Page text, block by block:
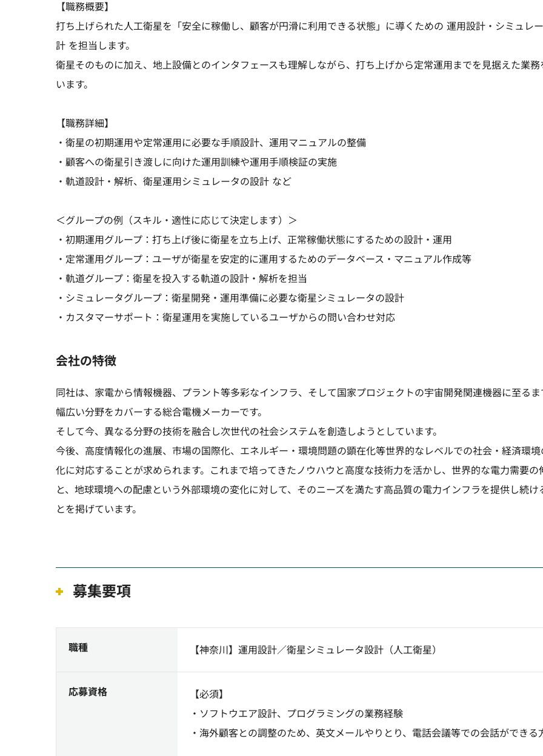
【職務概要】
打ち上げられた人工衛星を「安全に稼働し、顧客が円滑に利用できる状態」に導くための 運用設計・シミュレ
計 を担当します。
衛星そのものに加え、地上設備とのインタフェースも理解しながら、打ち上げから定常運用までを見据えた業務
います。
【職務詳細】
・衛星の初期運用や定常運用に必要な手順設計、運用マニュアルの整備
・顧客への衛星引き渡しに向けた運用訓練や運用手順検証の実施
・軌道設計・解析、衛星運用シミュレータの設計 など
＜グループの例（スキル・適性に応じて決定します）＞
・初期運用グループ：打ち上げ後に衛星を立ち上げ、正常稼働状態にするための設計・運用
・定常運用グループ：ユーザが衛星を安定的に運用するためのデータベース・マニュアル作成等
・軌道グループ：衛星を投入する軌道の設計・解析を担当
・シミュレータグループ：衛星開発・運用準備に必要な衛星シミュレータの設計
・カスタマーサポート：衛星運用を実施しているユーザからの問い合わせ対応
会社の特徴
同社は、家電から情報機器、プラント等多彩なインフラ、そして国家プロジェクトの宇宙開発関連機器に至るま
幅広い分野をカバーする総合電機メーカーです。
そして今、異なる分野の技術を融合し次世代の社会システムを創造しようとしています。
今後、高度情報化の進展、市場の国際化、エネルギー・環境問題の顕在化等世界的なレベルでの社会・経済環境
化に対応することが求められます。これまで培ってきたノウハウと高度な技術力を活かし、世界的な電力需要の
と、地球環境への配慮という外部環境の変化に対して、そのニーズを満たす高品質の電力インフラを提供し続け
とを掲げています。
募集要項
職種 【神奈川】運用設計／衛星シミュレータ設計（人工衛星）
応募資格
【必須】
・ソフトウエア設計、プログラミングの業務経験
・海外顧客との調整のため、英文メールやりとり、電話会議等での会話ができる